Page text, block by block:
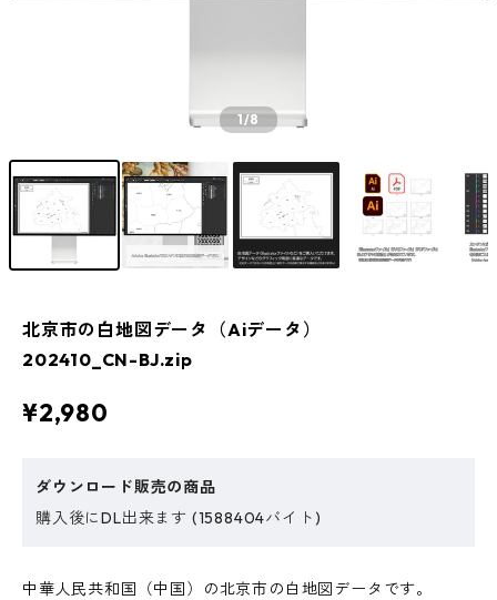
1/8
北京市の白地図データ（Aiデータ）
202410_CN-BJ.zip
¥2,980
ダウンロード販売の商品
購入後にDL出来ます (1588404バイト)
中華人民共和国（中国）の北京市の白地図データです。